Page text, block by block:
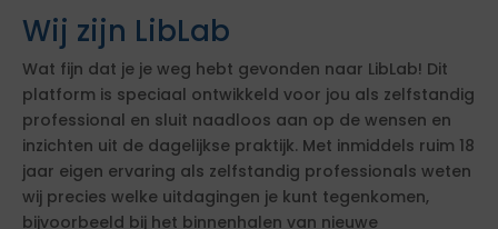
Wij zijn LibLab
Wat fijn dat je je weg hebt gevonden naar LibLab! Dit
platform is speciaal ontwikkeld voor jou als zelfstandig
professional en sluit naadloos aan op de wensen en
inzichten uit de dagelijkse praktijk. Met inmiddels ruim 18
jaar eigen ervaring als zelfstandig professionals weten
wij precies welke uitdagingen je kunt tegenkomen,
bijvoorbeeld bij het binnenhalen van nieuwe